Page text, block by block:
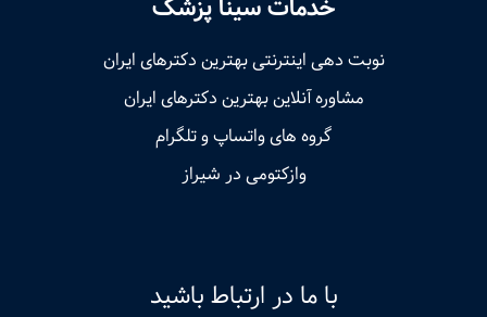
خدمات سینا پزشک
نوبت‌ دهی اینترنتی بهترین دکترهای ایران
مشاوره آنلاین بهترین دکترهای ایران
گروه های واتساپ و تلگرام
وازکتومی در شیراز
با ما در ارتباط باشید